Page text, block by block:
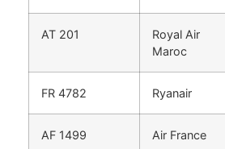
AT 201
Royal Air
Maroc
FR 4782 Ryanair
AF 1499 Air France